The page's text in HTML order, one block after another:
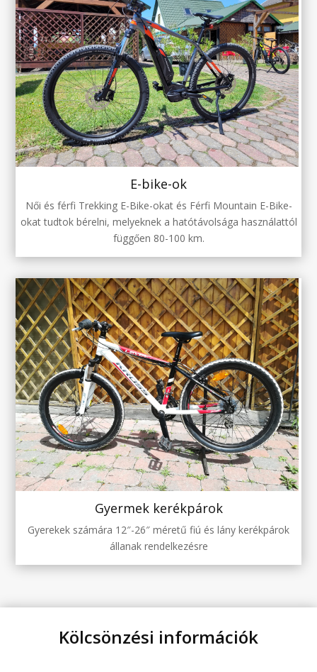
E-bike-ok
Női és férfi Trekking E-Bike-okat és Férfi Mountain E-Bike-
okat tudtok bérelni, melyeknek a hatótávolsága használattól
függően 80-100 km.
Gyermek kerékpárok
Gyerekek számára 12″-26″ méretű fiú és lány kerékpárok
állanak rendelkezésre
Kölcsönzési információk